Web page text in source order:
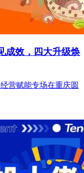
成效，四大升级焕
营赋能专场在重庆圆